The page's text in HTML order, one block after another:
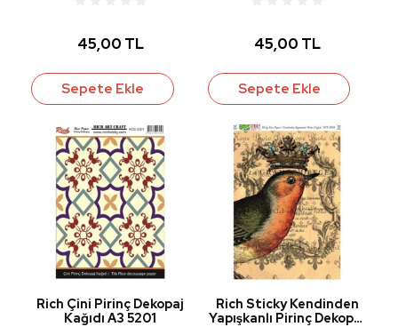
45,00 TL
Sepete Ekle
45,00 TL
Sepete Ekle
Rich Çini Pirinç Dekopaj
Kağıdı A3 5201
Rich Sticky Kendinden
Yapışkanlı Pirinç Dekopaj